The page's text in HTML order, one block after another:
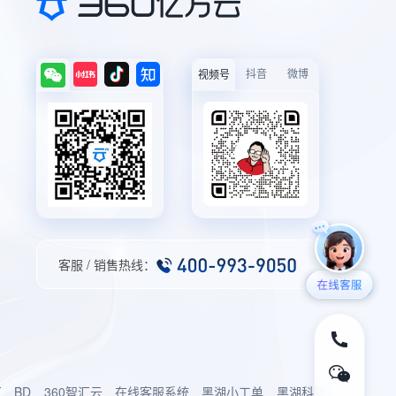
视频号 抖音 微博
客服 / 销售热线：
BD 360智汇云 在线客服系统 黑湖小工单 黑湖科技